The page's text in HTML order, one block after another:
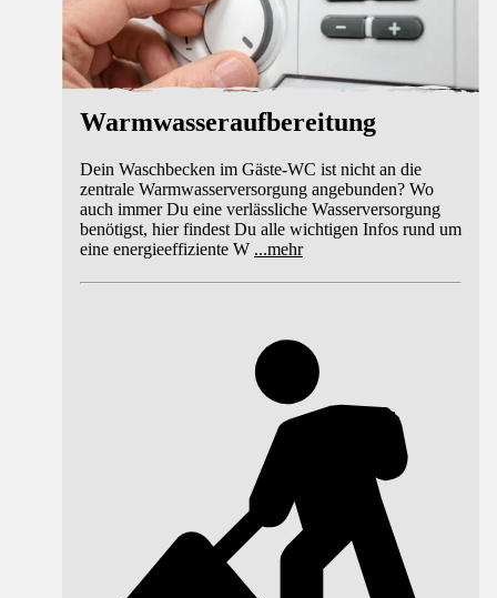
Warmwasseraufbereitung
Dein Waschbecken im Gäste-WC ist nicht an die
zentrale Warmwasserversorgung angebunden? Wo
auch immer Du eine verlässliche Wasserversorgung
benötigst, hier findest Du alle wichtigen Infos rund um
eine energieeffiziente W ...mehr